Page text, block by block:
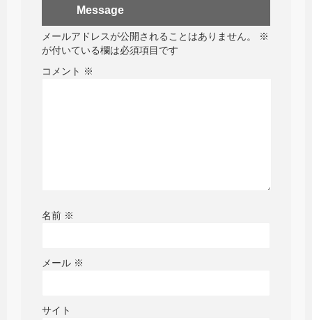
Message
メールアドレスが公開されることはありません。
※
が付いている欄は必須項目です
コメント ※
名前 ※
メール ※
サイト